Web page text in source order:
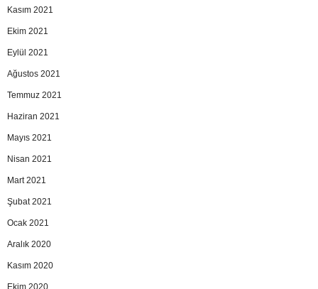
Kasım 2021
Ekim 2021
Eylül 2021
Ağustos 2021
Temmuz 2021
Haziran 2021
Mayıs 2021
Nisan 2021
Mart 2021
Şubat 2021
Ocak 2021
Aralık 2020
Kasım 2020
Ekim 2020